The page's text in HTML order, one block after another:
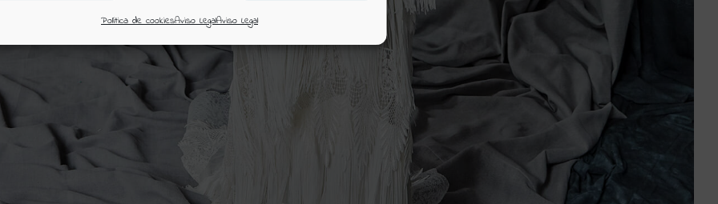
Política de cookiesAviso LegalAviso Legal